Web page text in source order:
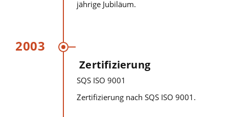
jährige Jubiläum.
2003
Zertifizierung
SQS ISO 9001
Zertifizierung nach SQS ISO 9001.